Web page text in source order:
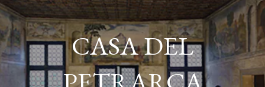
CASA DEL
PETRARCA
ARQUÀ PETRARCA, PADOVA